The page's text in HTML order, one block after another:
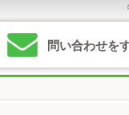
問い合わせを